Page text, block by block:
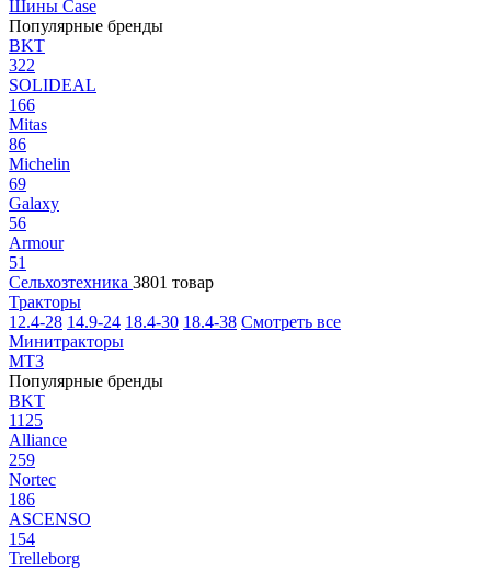
Шины Case
Популярные бренды
BKT
322
SOLIDEAL
166
Mitas
86
Michelin
69
Galaxy
56
Armour
51
Сельхозтехника 3801 товар
Тракторы
12.4-28 14.9-24 18.4-30 18.4-38 Смотреть все
Минитракторы
МТЗ
Популярные бренды
BKT
1125
Alliance
259
Nortec
186
ASCENSO
154
Trelleborg